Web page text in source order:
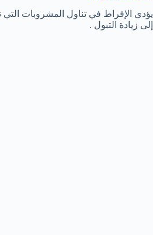
يؤدي الإفراط في تناول المشروبات التي
إلى زيادة التبول .